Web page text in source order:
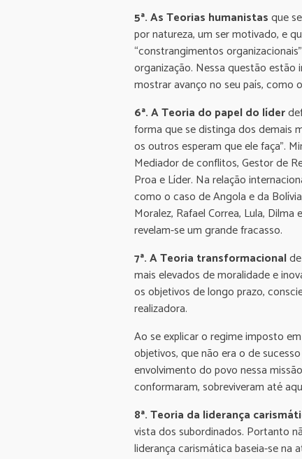
5ª. As Teorias humanistasque
por natureza, um ser motivado, e
“constrangimentos
organização. Nessa questão estão
mostrar avanço no seu país, como
6ª. A Teoria do papel do líder
forma que se distinga dos demais
os outros esperam que ele faça”.
Mediador de conflitos, Gestor de
Proa e Líder. Na relação
como o caso de Angola e da
Moralez, Rafael Correa, Lula,
revelam-se um grande fracasso.
7ª. A Teoria transformacional
mais elevados de moralidade e
os objetivos de longo prazo,
realizadora.
Ao se explicar o regime imposto
objetivos, que não era o de
envolvimento do povo nessa
conformaram, sobreviveram até
8ª. Teoria da liderança
vista dos subordinados. Portanto
liderança carismática baseia-se na